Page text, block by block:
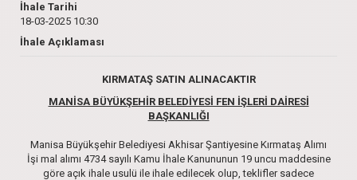
İhale Tarihi
18-03-2025 10:30
İhale Açıklaması
KIRMATAŞ SATIN ALINACAKTIR
MANİSA BÜYÜKŞEHİR BELEDİYESİ FEN İŞLERİ DAİRESİ
BAŞKANLIĞI
Manisa Büyükşehir Belediyesi Akhisar Şantiyesine Kırmataş Alımı
İşi mal alımı 4734 sayılı Kamu İhale Kanununun 19 uncu maddesine
göre açık ihale usulü ile ihale edilecek olup, teklifler sadece